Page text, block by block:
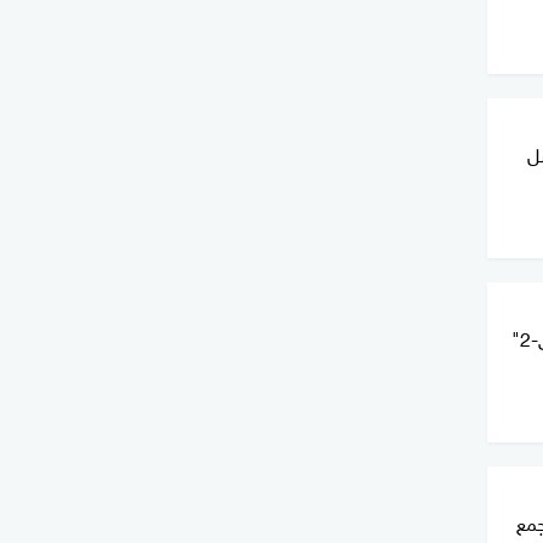
"سنتكوم" تنشر صورة للقاذفة "بي-2"